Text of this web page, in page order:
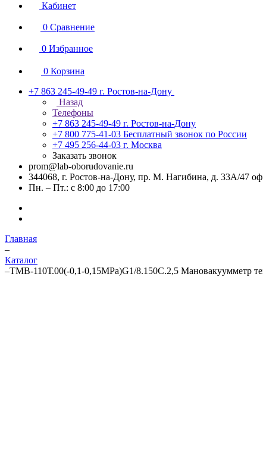
Кабинет
0 Сравнение
0 Избранное
0 Корзина
+7 863 245-49-49 г. Ростов-на-Дону
Назад
Телефоны
+7 863 245-49-49 г. Ростов-на-Дону
+7 800 775-41-03 Бесплатный звонок по России
+7 495 256-44-03 г. Москва
Заказать звонок
prom@lab-oborudovanie.ru
344068, г. Ростов-на-Дону, пр. М. Нагибина, д. 33А/47
Пн. – Пт.: с 8:00 до 17:00
Главная
–
Каталог
–ТМВ-110Т.00(-0,1-0,15MPa)G1/8.150C.2,5 Мановакуумметр